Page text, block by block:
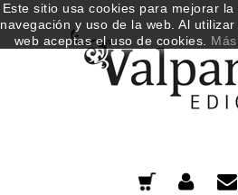
Este sitio usa cookies para mejorar
navegación y uso de la web. Al
web aceptas el uso de cookies.